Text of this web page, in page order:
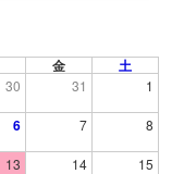
金 土
30 31 1
6 7 8
13 14 15